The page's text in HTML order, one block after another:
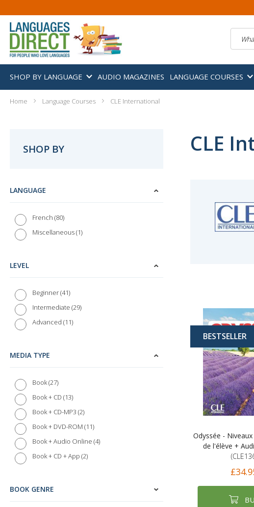
SHOP BY LANGUAGE AUDIO MAGAZINES LANGUAGE COURSES
Home Language Courses CLE International
CLE
BESTSELLER
Odyssée -
de l'élève +
SHOP BY
LANGUAGE
French 80
Miscellaneous 1
LEVEL
Beginner 41
Intermediate 29
Advanced 11
MEDIA TYPE
Book 27
Book + CD 13
Book + CD-MP3 2
Book + DVD-ROM 11
Book + Audio Online 4
Book + CD + App 2
BOOK GENRE